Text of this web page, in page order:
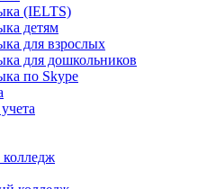
(IELTS)
детям
для взрослых
для дошкольников
по Skype
колледж